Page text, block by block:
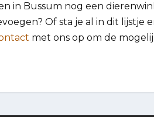
in Bussum nog een
Of sta je al in dit lijstje
met ons op om de